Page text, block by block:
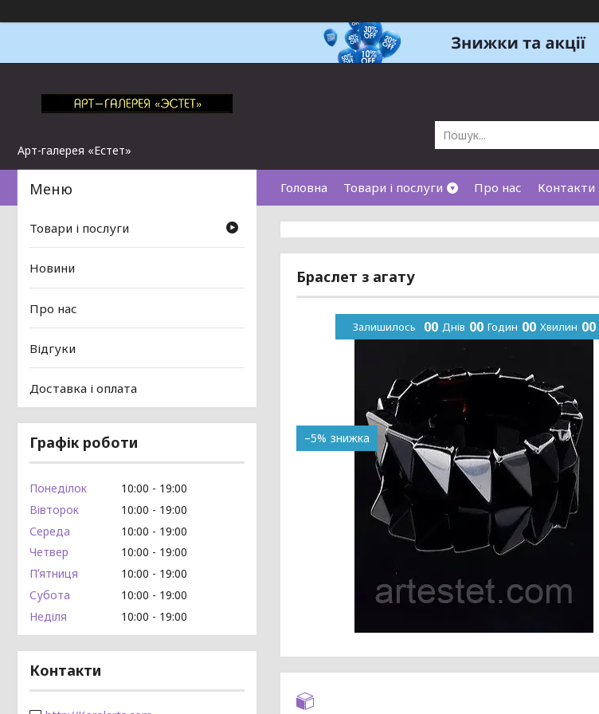
Арт-галерея «Естет»
Головна Товари і послуги Про нас Контакти
Браслет з агату
–5%
Залишилось 00 Днів 00 Годин 00 Хвилин 00
Товари і послуги
Новини
Про нас
Відгуки
Доставка і оплата
Графік роботи
Понеділок 10:00
19:00
Вівторок
10:00
19:00
Середа
10:00
19:00
Четвер
10:00
19:00
Пʼятниця
10:00
19:00
Субота
10:00
19:00
Неділя
10:00 19:00
Контакти